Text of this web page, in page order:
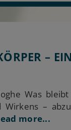
–
Was
Wirkens –
more...